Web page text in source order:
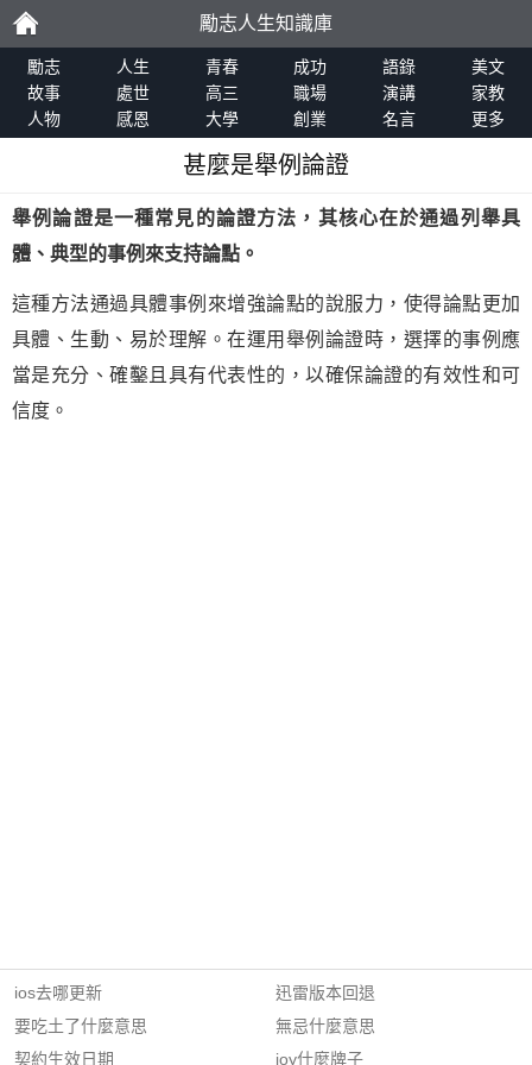
勵
志
勵志人生知識庫
勵志 人生 青春 成功 語錄
美文
故事
處世 高三 職場 演講
家教
人物
感恩 大學 創業 名言 更多
甚麼是舉例論證
舉例論證是一種常見的論證方法，其核心在於通過列舉具
體、典型的事例來支持論點。
這種方法通過具體事例來增強論點的說服力，使得論點更加
具體、生動、易於理解。在運用舉例論證時，選擇的事例應
當是充分、確鑿且具有代表性的，以確保論證的有效性和可
信度。
ios去哪更新
要吃土了什麼意思
契約生效日期
迅雷版本回退
無忌什麼意思
joy什麼牌子